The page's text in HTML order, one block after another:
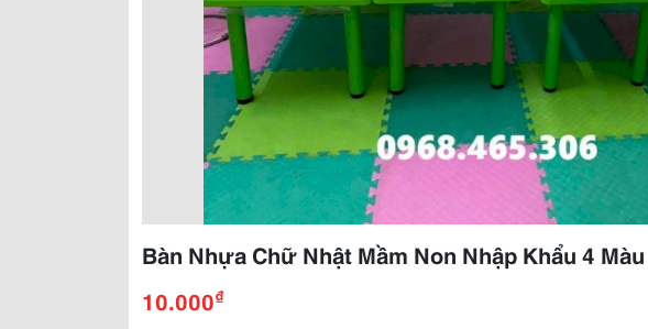
Bàn Nhựa Chữ Nhật Mầm Non Nhập Khẩu 4 Màu
10.000₫